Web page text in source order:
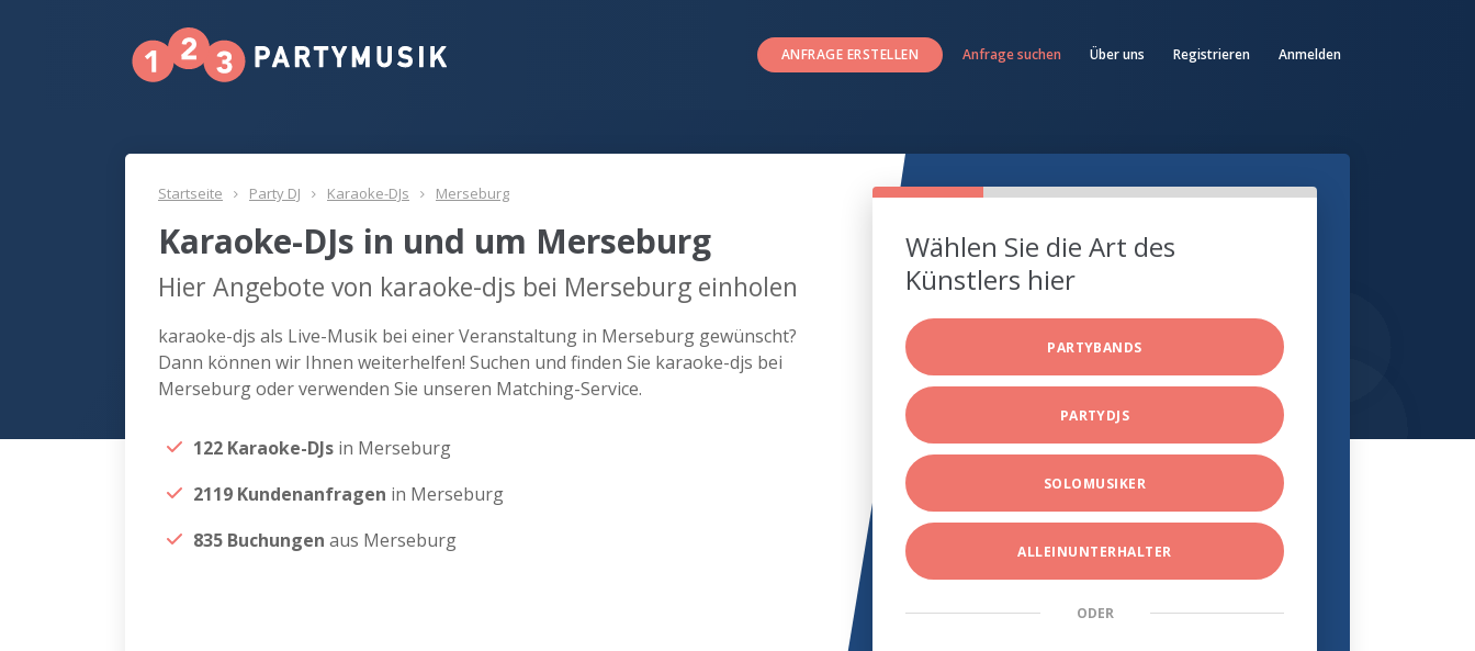
ANFRAGE ERSTELLEN Anfrage suchen Über uns Registrieren Anmelden
Startseite Party DJ Karaoke-DJs Merseburg
Karaoke-DJs in und um Merseburg
Hier Angebote von karaoke-djs bei Merseburg einholen
karaoke-djs als Live-Musik bei einer Veranstaltung in Merseburg gewünscht?
Dann können wir Ihnen weiterhelfen! Suchen und finden Sie karaoke-djs bei
Merseburg oder verwenden Sie unseren Matching-Service.
122 Karaoke-DJs in Merseburg
2119 Kundenanfragen in Merseburg
835 Buchungen aus Merseburg
Wählen Sie die Art des
Künstlers hier
PARTYBANDS
PARTYDJS
SOLOMUSIKER
ALLEINUNTERHALTER
ODER